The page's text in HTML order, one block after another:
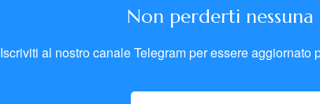
Non perderti nessuna
Iscriviti al nostro canale Telegram per essere aggiornato